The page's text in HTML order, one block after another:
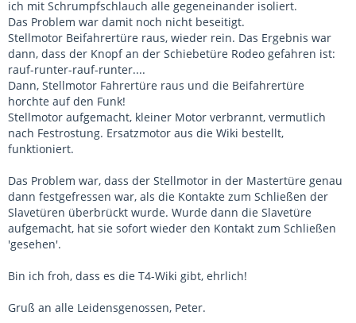
ich mit Schrumpfschlauch alle gegeneinander isoliert.
Das Problem war damit noch nicht beseitigt.
Stellmotor Beifahrertüre raus, wieder rein. Das Ergebnis war
dann, dass der Knopf an der Schiebetüre Rodeo gefahren ist:
rauf-runter-rauf-runter....
Dann, Stellmotor Fahrertüre raus und die Beifahrertüre
horchte auf den Funk!
Stellmotor aufgemacht, kleiner Motor verbrannt, vermutlich
nach Festrostung. Ersatzmotor aus die Wiki bestellt,
funktioniert.
Das Problem war, dass der Stellmotor in der Mastertüre genau
dann festgefressen war, als die Kontakte zum Schließen der
Slavetüren überbrückt wurde. Wurde dann die Slavetüre
aufgemacht, hat sie sofort wieder den Kontakt zum Schließen
'gesehen'.
Bin ich froh, dass es die T4-Wiki gibt, ehrlich!
Gruß an alle Leidensgenossen, Peter.